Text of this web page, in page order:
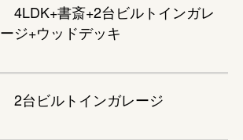
4LDK+書斎+2台ビルトインガレ
ージ+ウッドデッキ
2台ビルトインガレージ